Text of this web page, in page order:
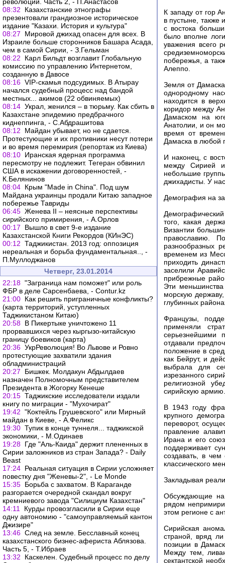
08:32
Казахстанские этнографы
презентовали грандиозное историческое
издание "Казахи. История и культура"
08:27
Мировой джихад опасен для всех. В
Израиле больше сторонников Башара Асада,
чем в самой Сирии, - З.Гельман
08:22
Карл Бильдт возглавит Глобальную
комиссию по управлению Интернетом,
созданную в Давосе
08:16 VIP-скамья подсудимых. В Атырау
начался судебный процесс над бандой
местных... акимов (22 обвиняемых)
08:14 Украл, женился – в тюрьму. Как сбить в
Казахстане эпидемию предбрачного
киднеппинга, - С.Абдрашитова
08:12
Майдан убывает, но не сдается.
Протестующие и их противники несут потери
и во время перемирия (репортаж из Киева)
08:10 Иранская ядерная программа
пересмотру не подлежит. Тегеран обвинил
США в искажении договоренностей, -
К.Белянинов
08:04 Крым "Made in China". Под шум
Майдана украинцы продали Китаю западное
побережье Тавриды
06:45 Женева II – неясные перспективы
сирийского примирения, - А.Орлов
00:17
Вышло в свет 9-е издание
Казахстанской Книги Рекордов (КИнЭС)
00:12 Таджикистан. 2013 год: оппозиция
нереальная и борьба фундаментальная.., -
П.Муллоджанов
Четверг, 23.01.2014
22:18 "Заграница нам поможет" или роль
ФБР в деле Сарсенбаева, - Contur.kz
21:00 Как решить приграничные конфликты?
(карта территорий, уступленных
Таджикистаном Китаю)
20:58 В Пикертыке уничтожено 11
прорвавшихся через кыргызо-китайскую
границу боевиков (карта)
20:36 УкрРеволюция! Во Львове и Ровно
протестующие захватили здания
обладминистраций
20:27
Бишкек. Молдакун Абдылдаев
назначен Полномочным представителем
Президента в Жогорку Кенеше
20:15 Таджикские исследователи издали
книгу по миграции - "Мухочират"
19:42 "Коктейль Грушевского" или Мирный
майдан в Киеве, - А.Феликс
19:30 Тупик в конце туннеля... таджикской
экономики, - М.Одинаев
19:28 Где "Аль-Каида" держит плененных в
Сирии заложников из стран Запада? - Daily
Beast
17:24 Реальная ситуация в Сирии усложняет
повестку дня "Женевы-2", - Le Monde
15:35 Борьба с захватом. В Караганде
разгорается очередной скандал вокруг
кремниевого завода "Силициум Казахстан"
14:11
Курды провозгласили в Сирии еще
одну автономию - "самоуправляемый кантон
Джизире"
13:46 След на земле. Бесславный конец
казахстанского бизнес-афериста Аблязова.
Часть 5, - Т.Ибраев
13:32
Каскелен. Судебный процесс по делу
К западу от гор
в пустыне, также
с востока
было вполне
уважения всего
побережья, а
Алеппо.
Земля от
однородному
находится в
коридор между
Дамаском на
Анатолии, и он
время от
Дамаска в любой
И наконец, с
между Сирией и
небольшие
джихадисты. У
Демография на
того, какая
Византии
православию.
разнообразных
временем из
приходить
заселили
прибрежные
Эти
морскую
глубинных
Французы,
применяли
серьезнейшими
отдавали
положение в
как Бейрут, и
выбрала для
изрезанного
религиозной
сирийскую армию.
В 1943 году
крупного
переворот,
правление
Ирана и его
поддерживает
создавать, в
классического
Закладывая
Обсуждающие на
рядом
этом регионе с
Сирийская
страной, вряд
позиции в
Между тем,
сектантской